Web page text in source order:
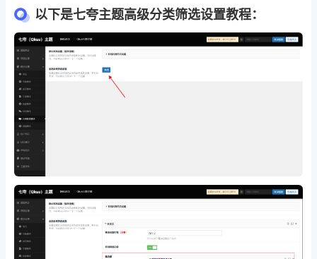
以下是七夸主题高级分类筛选设置教程：